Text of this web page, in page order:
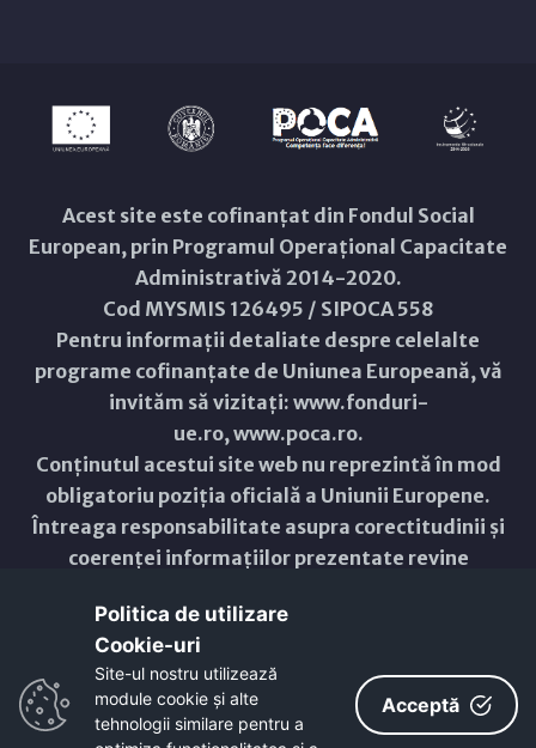
Acest site este cofinanțat din Fondul Social
European, prin Programul Operațional Capacitate
Administrativă 2014-2020.
Cod MYSMIS 126495 / SIPOCA 558
Pentru informații detaliate despre celelalte
programe cofinanțate de Uniunea Europeană, vă
invităm să vizitați: www.fonduri-
ue.ro, www.poca.ro.
Conținutul acestui site web nu reprezintă în mod
obligatoriu poziția oficială a Uniunii Europene.
Întreaga responsabilitate asupra corectitudinii și
coerenței informațiilor prezentate revine
Copyright © 2021 - 2026 -
ResponsiveVoice
Non-Commercial License
Politica de utilizare
Cookie-uri‎
Site-ul nostru utilizează
module cookie și alte
tehnologii similare pentru a
Acceptă